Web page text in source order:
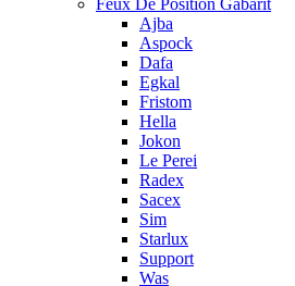
Feux De Position Gabarit
Ajba
Aspock
Dafa
Egkal
Fristom
Hella
Jokon
Le Perei
Radex
Sacex
Sim
Starlux
Support
Was